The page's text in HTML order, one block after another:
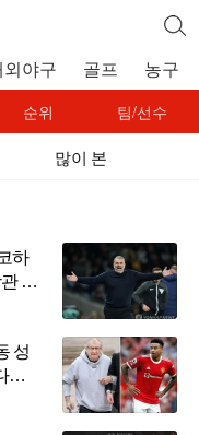
외야구 골프 농구
순위 팀/선수
많이 본
하
없
성
…